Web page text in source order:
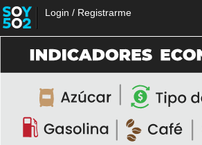
Login / Registrarme